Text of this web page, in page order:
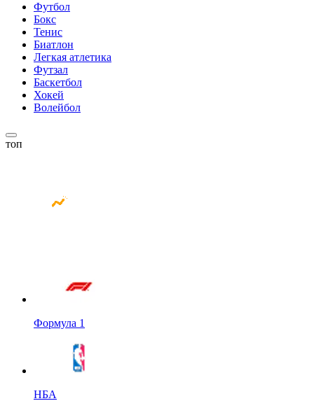
Футбол
Бокс
Тенис
Биатлон
Легкая атлетика
Футзал
Баскетбол
Хокей
Волейбол
топ
Формула 1
НБА